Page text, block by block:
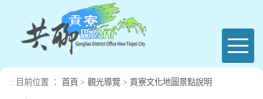
Toggle
::: 目前位置 ： 首頁 > 觀光導覽 > 貢寮文化地圖景點說明